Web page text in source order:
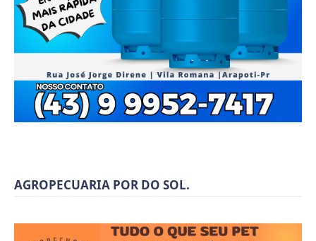
AGROPECUARIA POR DO SOL.